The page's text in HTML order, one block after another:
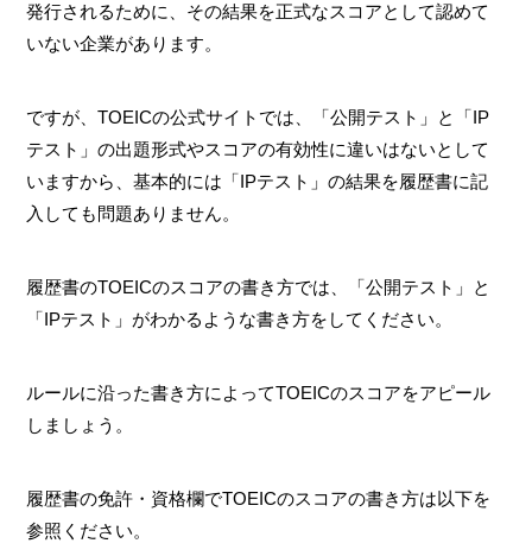
発行されるために、その結果を正式なスコアとして認めて
いない企業があります。
ですが、TOEICの公式サイトでは、「公開テスト」と「IP
テスト」の出題形式やスコアの有効性に違いはないとして
いますから、基本的には「IPテスト」の結果を履歴書に記
入しても問題ありません。
履歴書のTOEICのスコアの書き方では、「公開テスト」と
「IPテスト」がわかるような書き方をしてください。
ルールに沿った書き方によってTOEICのスコアをアピール
しましょう。
履歴書の免許・資格欄でTOEICのスコアの書き方は以下を
参照ください。